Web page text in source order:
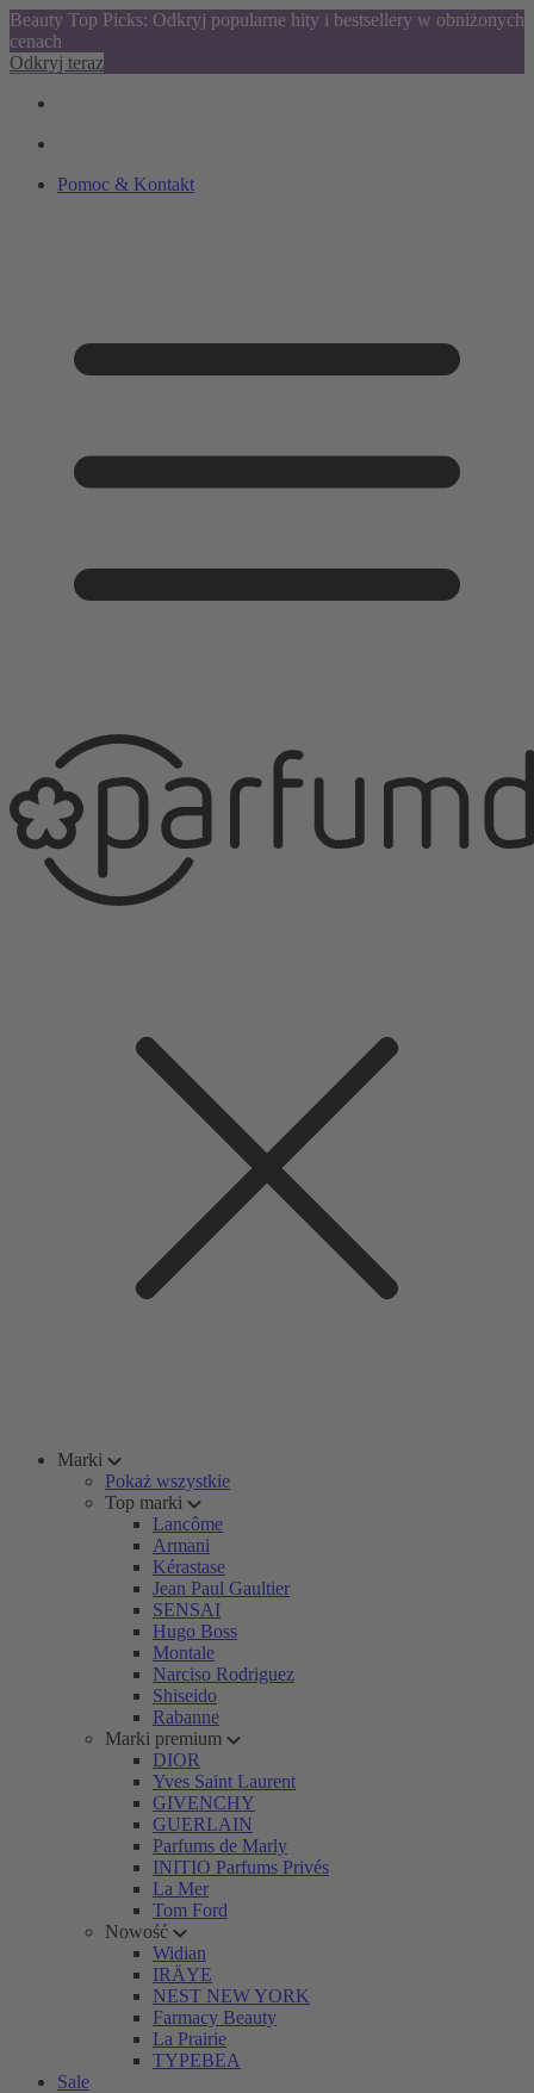
Beauty Top Picks: Odkryj popularne hity i bestsellery w obniżonych
cenach
Odkryj teraz
Pomoc & Kontakt
Marki
Pokaż wszystkie
Top marki
Lancôme
Armani
Kérastase
Jean Paul Gaultier
SENSAI
Hugo Boss
Montale
Narciso Rodriguez
Shiseido
Rabanne
Marki premium
DIOR
Yves Saint Laurent
GIVENCHY
GUERLAIN
Parfums de Marly
INITIO Parfums Privés
La Mer
Tom Ford
Nowość
Widian
IRÄYE
NEST NEW YORK
Farmacy Beauty
La Prairie
TYPEBEA
Sale